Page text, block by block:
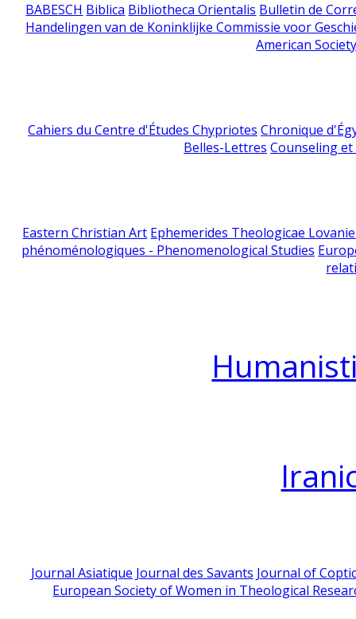
BABESCH Biblica Bibliotheca Orientalis Bulletin de
Handelingen van de Koninklijke Commissie voor
American
Cahiers du Centre d'Études Chypriotes Chronique
Belles-Lettres Counseling
Eastern Christian Art Ephemerides Theologicae
phénoménologiques - Phenomenological Studies
Journal Asiatique Journal des Savants Journal of
European Society of Women in Theological